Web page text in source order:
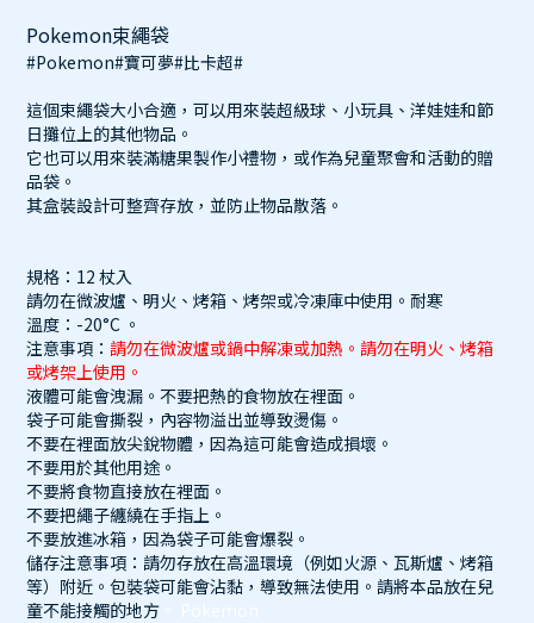
Pokemon束繩袋
#Pokemon#寶可夢#比卡超#
這個束繩袋大小合適，可以用來裝超級球、小玩具、洋娃娃和節
日攤位上的其他物品。
它也可以用來裝滿糖果製作小禮物，或作為兒童聚會和活動的贈
品袋。
其盒裝設計可整齊存放，並防止物品散落。
規格：12 杖入
請勿在微波爐、明火、烤箱、烤架或冷凍庫中使用。耐寒
溫度：-20°C 。
注意事項： 請勿在微波爐或鍋中解凍或加熱。 請勿在明火、烤箱
或烤架上使用。
液體可能會洩漏。不要把熱的食物放在裡面。
袋子可能會撕裂，內容物溢出並導致燙傷。
不要在裡面放尖銳物體，因為這可能會造成損壞。
不要用於其他用途。
不要將食物直接放在裡面。
不要把繩子纏繞在手指上。
不要放進冰箱，因為袋子可能會爆裂。
儲存注意事項：請勿存放在高溫環境（例如火源、瓦斯爐、烤箱
等）附近。包裝袋可能會沾黏，導致無法使用。請將本品放在兒
童不能接觸的地方